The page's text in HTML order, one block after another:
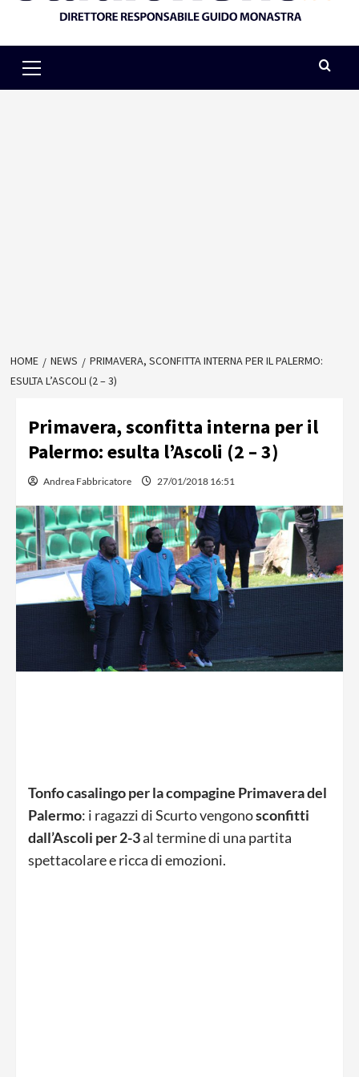
Menu
HOME NEWS
PRIMAVERA, SCONFITTA INTERNA PER IL PALERMO:
ESULTA L’ASCOLI (2 – 3)
Primavera, sconfitta interna per il
Palermo: esulta l’Ascoli (2 – 3)
Andrea Fabbricatore 27/01/2018 16:51
Tonfo casalingo per la compagine Primavera del
Palermo: i ragazzi di Scurto vengonosconfitti
dall’Ascoli per 2-3al termine di una partita
spettacolare e ricca di emozioni.